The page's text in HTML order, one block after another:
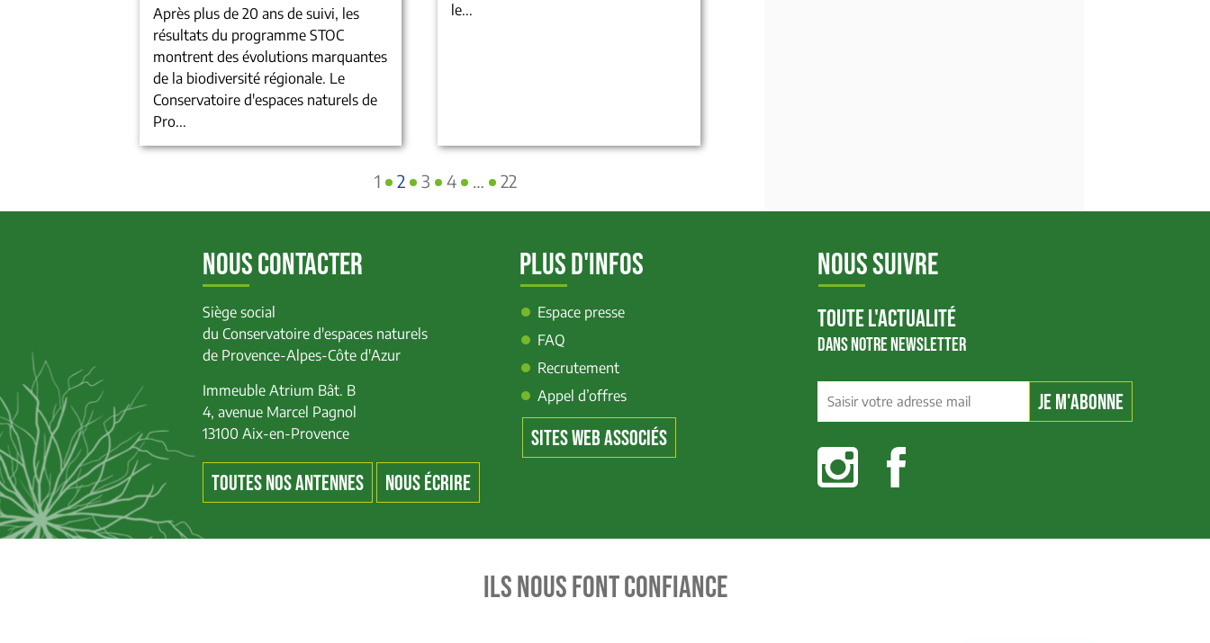
Après plus de 20 ans de suivi, les
résultats du programme STOC
montrent des évolutions marquantes
de la biodiversité régionale. Le
Conservatoire d'espaces naturels de
Pro...
le...
1 2 3 4 22
NOUS CONTACTER
Siège social
du Conservatoire d'espaces naturels
de Provence-Alpes-Côte d'Azur
Immeuble Atrium Bât. B
4, avenue Marcel Pagnol
13100 Aix-en-Provence
TOUTES NOS ANTENNES NOUS ÉCRIRE
PLUS D'INFOS
Espace presse
FAQ
Recrutement
Appel d’offres
SITES WEB ASSOCIÉS
NOUS SUIVRE
TOUTE L'ACTUALITÉ
DANS NOTRE NEWSLETTER
ILS NOUS FONT CONFIANCE